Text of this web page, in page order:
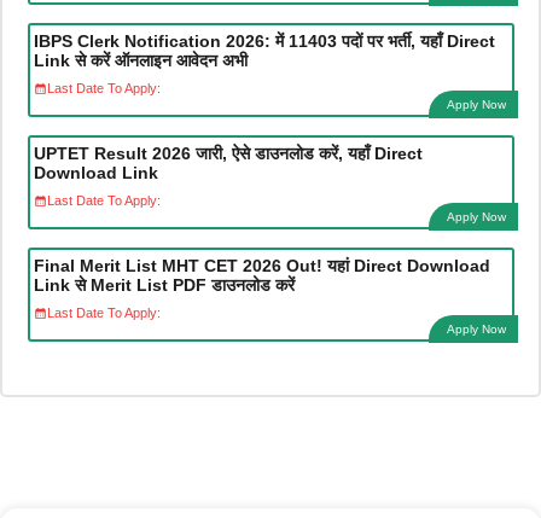
IBPS Clerk Notification 2026: में 11403 पदों पर भर्ती, यहाँ Direct
Link से करें ऑनलाइन आवेदन अभी
Last Date To Apply:
Apply Now
UPTET Result 2026 जारी, ऐसे डाउनलोड करें, यहाँ Direct
Download Link
Last Date To Apply:
Apply Now
Final Merit List MHT CET 2026 Out! यहां Direct Download
Link से Merit List PDF डाउनलोड करें
Last Date To Apply:
Apply Now